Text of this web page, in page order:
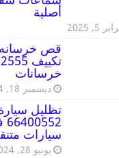
أصلية
5, 2025
قص خرسانه
خرسانات
ديسمبر 18, 2024
تظليل
سيارات
يونيو 28, 2024